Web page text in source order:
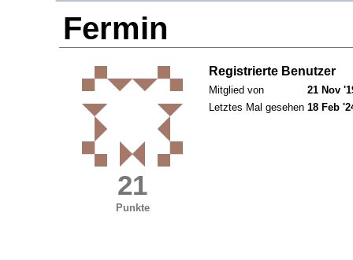
Fermin
21
Punkte
Registrierte Benutzer
Mitglied von
21 Nov
Letztes Mal gesehen 18 Feb